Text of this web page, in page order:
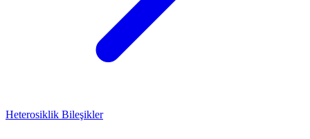
Heterosiklik Bileşikler